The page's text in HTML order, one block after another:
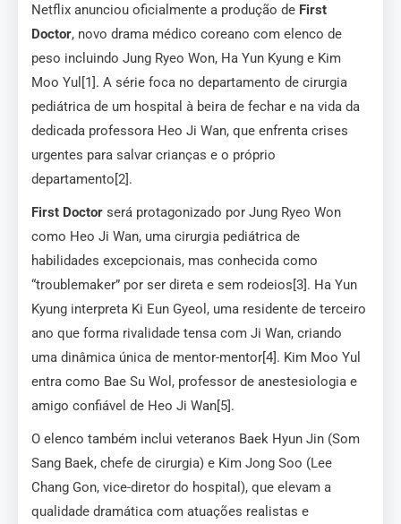
Netflix anunciou oficialmente a produção de First
Doctor, novo drama médico coreano com elenco de
peso incluindo Jung Ryeo Won, Ha Yun Kyung e Kim
Moo Yul[1]. A série foca no departamento de cirurgia
pediátrica de um hospital à beira de fechar e na vida da
dedicada professora Heo Ji Wan, que enfrenta crises
urgentes para salvar crianças e o próprio
departamento[2].
First Doctor será protagonizado por Jung Ryeo Won
como Heo Ji Wan, uma cirurgia pediátrica de
habilidades excepcionais, mas conhecida como
“troublemaker” por ser direta e sem rodeios[3]. Ha Yun
Kyung interpreta Ki Eun Gyeol, uma residente de terceiro
ano que forma rivalidade tensa com Ji Wan, criando
uma dinâmica única de mentor-mentor[4]. Kim Moo Yul
entra como Bae Su Wol, professor de anestesiologia e
amigo confiável de Heo Ji Wan[5].
O elenco também inclui veteranos Baek Hyun Jin (Som
Sang Baek, chefe de cirurgia) e Kim Jong Soo (Lee
Chang Gon, vice-diretor do hospital), que elevam a
qualidade dramática com atuações realistas e